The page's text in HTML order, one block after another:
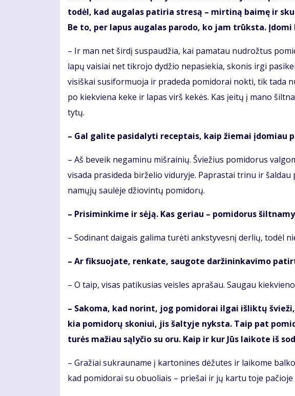
to­dėl, kad au­ga­las pa­ti­ria stre­są – mir­ti­ną bai­mę ir
Be to, per la­pus au­ga­las pa­ro­do, ko jam trūks­ta. Įdo­mi
– Ir man net šir­dį su­spau­džia, kai pa­ma­tau nu­drož­tus
la­pų vai­siai net tik­ro­jo dy­džio ne­pa­sie­kia, sko­nis ir­gi
visiškai su­si­for­muo­ja ir pra­de­da po­mi­do­rai nok­ti, tik ta­da
po kiek­vie­na ke­ke ir la­pas virš ke­kės. Kas įei­tų į ma­no
ty­tų.
– Gal ga­li­te pa­si­da­lyti re­cep­tais, kaip žie­mai įdo­miau
– Aš be­veik ne­ga­mi­nu miš­rai­nių. Švie­žius po­mi­do­rus
vi­sa­da pra­si­de­da bir­že­lio vi­du­ry­je. Pa­pras­tai tri­nu ir
na­mų­jų sau­lė­je džio­vin­tų po­mi­do­rų.
– Pri­si­min­ki­me ir sė­ją. Kas ge­riau – po­mi­do­rus
– So­di­nant dai­gais ga­li­ma tu­rė­ti anks­ty­ves­nį der­lių, to­dėl
– Ar fik­suo­ja­te, ren­ka­te, sau­go­te dar­ži­nin­ka­vi­mo
– O taip, vi­sas pa­ti­ku­sias veis­les ap­ra­šau. Sau­gau
– Sa­ko­ma, kad no­rint, jog po­mi­do­rai il­gai iš­lik­tų
kia po­mi­do­rų sko­niui, jis šal­ty­je nyks­ta. Taip pat
tu­rės ma­žiau są­ly­čio su oru. Kaip ir kur Jūs lai­ko­te iš
– Gra­žiai su­krau­na­me į kar­to­ni­nes dė­žu­tes ir lai­ko­me
kad po­mi­do­rai su obuo­liais – prie­šai ir jų kar­tu to­je